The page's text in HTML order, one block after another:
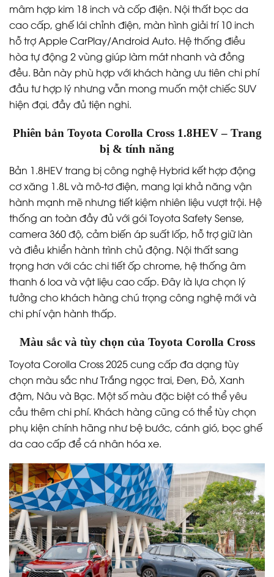
mâm hợp kim 18 inch và cốp điện. Nội thất bọc da
cao cấp, ghế lái chỉnh điện, màn hình giải trí 10 inch
hỗ trợ Apple CarPlay/Android Auto. Hệ thống điều
hòa tự động 2 vùng giúp làm mát nhanh và đồng
đều. Bản này phù hợp với khách hàng ưu tiên chi phí
đầu tư hợp lý nhưng vẫn mong muốn một chiếc SUV
hiện đại, đầy đủ tiện nghi.
Phiên bản Toyota Corolla Cross 1.8HEV – Trang
bị & tính năng
Bản 1.8HEV trang bị công nghệ Hybrid kết hợp động
cơ xăng 1.8L và mô-tơ điện, mang lại khả năng vận
hành mạnh mẽ nhưng tiết kiệm nhiên liệu vượt trội. Hệ
thống an toàn đầy đủ với gói Toyota Safety Sense,
camera 360 độ, cảm biến áp suất lốp, hỗ trợ giữ làn
và điều khiển hành trình chủ động. Nội thất sang
trọng hơn với các chi tiết ốp chrome, hệ thống âm
thanh 6 loa và vật liệu cao cấp. Đây là lựa chọn lý
tưởng cho khách hàng chú trọng công nghệ mới và
chi phí vận hành thấp.
Màu sắc và tùy chọn của Toyota Corolla Cross
Toyota Corolla Cross 2025 cung cấp đa dạng tùy
chọn màu sắc như Trắng ngọc trai, Đen, Đỏ, Xanh
đậm, Nâu và Bạc. Một số màu đặc biệt có thể yêu
cầu thêm chi phí. Khách hàng cũng có thể tùy chọn
phụ kiện chính hãng như bệ bước, cánh gió, bọc ghế
da cao cấp để cá nhân hóa xe.